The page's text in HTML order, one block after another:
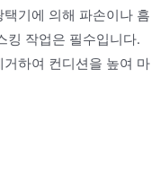
기에 의해 파손이나 흠
킹 작업은 필수입니다.
하여 컨디션을 높여 마